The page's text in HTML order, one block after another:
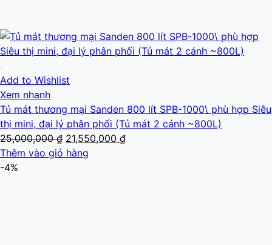
Add to Wishlist
Xem nhanh
Tủ mát thương mại Sanden 800 lít SPB-1000\ phù hợp Siêu
thị mini, đại lý phân phối (Tủ mát 2 cánh ~800L)
25,000,000₫ Giá
gốc
21,550,000 ₫Giá
Thêm vào giỏ hàng
-4%